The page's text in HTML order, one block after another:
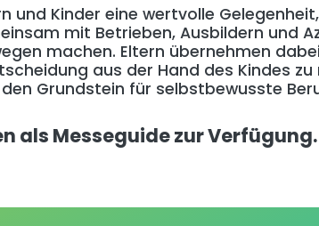
und Kinder eine wertvolle
mit Betrieben, Ausbildern und
machen. Eltern übernehmen
aus der Hand des Kindes zu
Grundstein für selbstbewusste
als Messeguide zur Verfügung.